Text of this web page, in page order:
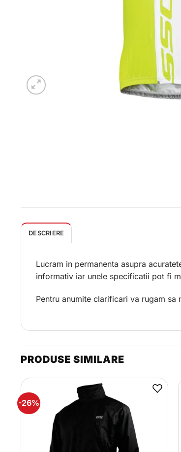
DESCRIERE
Lucram in permanenta asupra
informativ iar unele specificatii pot fi
Pentru anumite clarificari va rugam sa
PRODUSE SIMILARE
-26%